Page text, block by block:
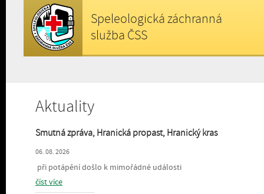
Speleologická záchranná
služba ČSS
Aktuality
Smutná zpráva, Hranická propast, Hranický kras
06. 08. 2026
při potápění došlo k mimořádné události
číst více